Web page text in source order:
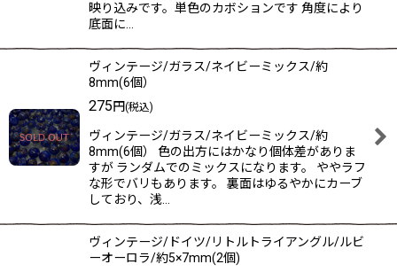
映り込みです。単色のカボションです 角度により
底面に…
ヴィンテージ/ガラス/ネイビーミックス/約
8mm(6個）
275円(税込)
ヴィンテージ/ガラス/ネイビーミックス/約
8mm(6個） 色の出方にはかなり個体差がありま
すが ランダムでのミックスになります。 ややラフ
な形でバリもあります。 裏面はゆるやかにカーブ
しており、浅…
ヴィンテージ/ドイツ/リトルトライアングル/ルビ
ーオーロラ/約5×7mm(2個)